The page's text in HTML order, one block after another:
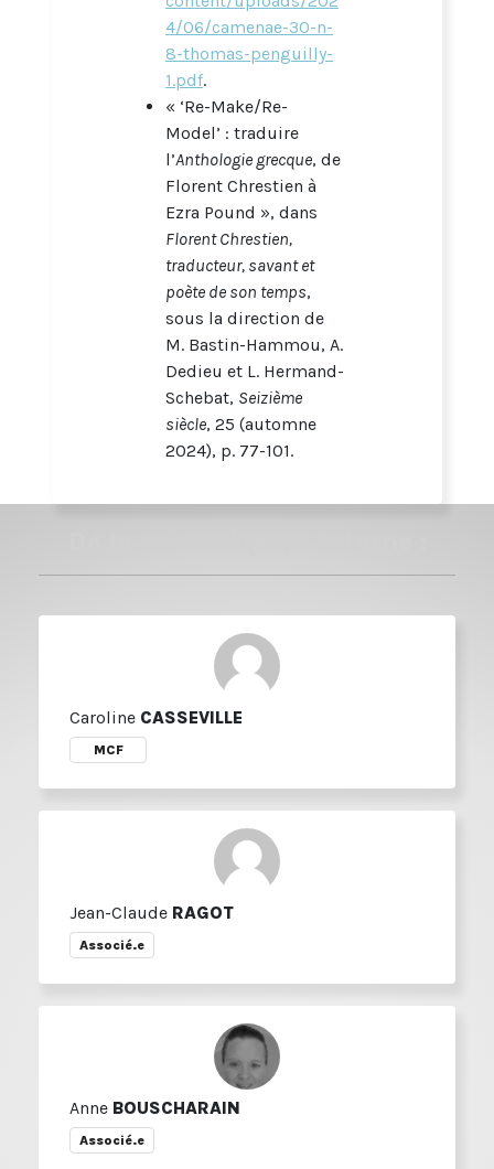
4/06/camenae-30-n-
8-thomas-penguilly-
1.pdf.
« ‘Re-Make/Re-
Model’ : traduire
l’Anthologie grecque, de
Florent Chrestien à
Ezra Pound », dans
Florent Chrestien,
traducteur, savant et
poète de son temps,
sous la direction de
M. Bastin-Hammou, A.
Dedieu et L. Hermand-
Schebat, Seizième
siècle, 25 (automne
2024), p. 77-101.
Caroline CASSEVILLE
MCF
Jean-Claude RAGOT
Associé.e
Anne BOUSCHARAIN
Associé.e